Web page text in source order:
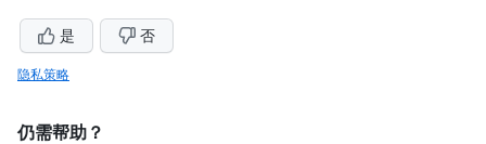
是 否
隐私策略
仍需帮助？